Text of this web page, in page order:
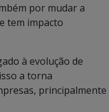
por mudar a
tem impacto
à evolução de
a torna
principalmente